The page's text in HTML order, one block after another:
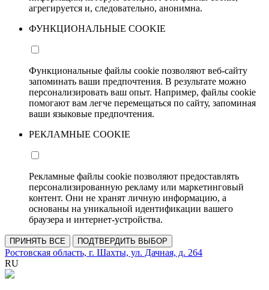
агрегируется и, следовательно, анонимна.
ФУНКЦИОНАЛЬНЫЕ COOKIE
Функциональные файлы cookie позволяют веб-сайту
запоминать ваши предпочтения. В результате можно
персонализировать ваш опыт. Например, файлы cookie
помогают вам легче перемещаться по сайту, запоминая
ваши языковые предпочтения.
РЕКЛАМНЫЕ COOKIE
Рекламные файлы cookie позволяют предоставлять
персонализированную рекламу или маркетинговый
контент. Они не хранят личную информацию, а
основаны на уникальной идентификации вашего
браузера и интернет-устройства.
ПРИНЯТЬ ВСЕ ПОДТВЕРДИТЬ ВЫБОР
Ростовская область, г. Шахты, ул. Дачная, д. 264
RU